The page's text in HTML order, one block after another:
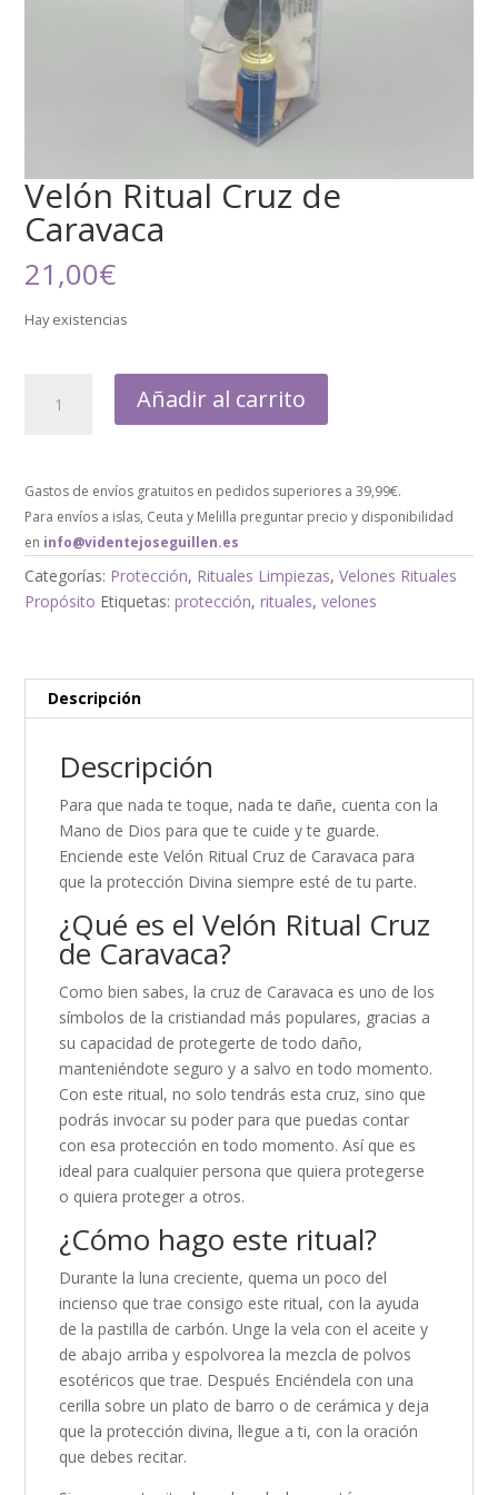
Velón Ritual Cruz de
Caravaca
21,00€
Hay existencias
Añadir al carrito
Gastos de envíos gratuitos en pedidos superiores a 39,99€.
Para envíos a islas, Ceuta y Melilla preguntar precio y disponibilidad
en info@videntejoseguillen.es
Categorías: Protección, Rituales Limpiezas,Velones Rituales
Propósito Etiquetas:protección,rituales,velones
Descripción
Descripción
Para que nada te toque, nada te dañe, cuenta con la
Mano de Dios para que te cuide y te guarde.
Enciende este Velón Ritual Cruz de Caravaca para
que la protección Divina siempre esté de tu parte.
¿Qué es el Velón Ritual Cruz
de Caravaca?
Como bien sabes, la cruz de Caravaca es uno de los
símbolos de la cristiandad más populares, gracias a
su capacidad de protegerte de todo daño,
manteniéndote seguro y a salvo en todo momento.
Con este ritual, no solo tendrás esta cruz, sino que
podrás invocar su poder para que puedas contar
con esa protección en todo momento. Así que es
ideal para cualquier persona que quiera protegerse
o quiera proteger a otros.
¿Cómo hago este ritual?
Durante la luna creciente, quema un poco del
incienso que trae consigo este ritual, con la ayuda
de la pastilla de carbón. Unge la vela con el aceite y
de abajo arriba y espolvorea la mezcla de polvos
esotéricos que trae. Después Enciéndela con una
cerilla sobre un plato de barro o de cerámica y deja
que la protección divina, llegue a ti, con la oración
que debes recitar.